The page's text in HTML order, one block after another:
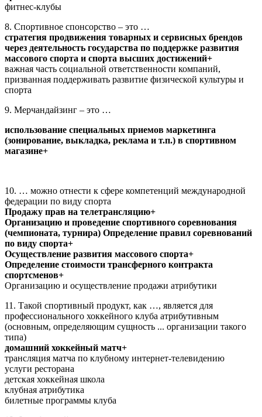
фитнес-клубы
8. Спортивное спонсорство – это …
стратегия продвижения товарных и сервисных брендов
через деятельность государства по поддержке развития
массового спорта и спорта высших достижений+
важная часть социальной ответственности компаний,
призванная поддерживать развитие физической культуры и
спорта
9. Мерчандайзинг – это …
использование специальных приемов маркетинга
(зонирование, выкладка, реклама и т.п.) в спортивном
магазине+
10. … можно отнести к сфере компетенций международной
федерации по виду спорта
Продажу прав на телетрансляцию+
Организацию и проведение спортивного соревнования
(чемпионата, турнира) Определение правил соревнований
по виду спорта+
Осуществление развития массового спорта+
Определение стоимости трансферного контракта
спортсменов+
Организацию и осуществление продажи атрибутики
11. Такой спортивный продукт, как …, является для
профессионального хоккейного клуба атрибутивным
(основным, определяющим сущность ... организации такого
типа)
домашний хоккейный матч+
трансляция матча по клубному интернет-телевидению
услуги ресторана
детская хоккейная школа
клубная атрибутика
билетные программы клуба